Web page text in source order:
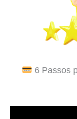
6 Passos